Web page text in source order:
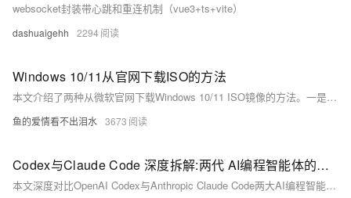
websocket封装带心跳和重连机制（vue3+ts+vite）
dashuaigehh 2294
Windows 10/11从官网下载ISO的方法
本文介绍了两种从微软官网下载Windows 10/11 ISO镜像的方法。一是通过修改浏览器User Agent为Linux系统，使官网提供ISO下载链接；二是使用UUPDUMP工具，从官网下载并转换为ISO格式，支持最新开发版，操作简便。
鱼的爱情看不出泪水 3673
Codex与Claude Code 深度拆解:两代 AI编程智能体的技术本质与Java实战指南
本文深度对比OpenAI Codex与Anthropic Claude Code两大AI编程智能体：Codex走云端沙箱、异步委托路线，擅批量任务与开箱即用；Claude Code主打本地终端、实时结对，强在复杂重构与隐私可控。结合Java实战，剖析架构差异、能力边界与成本，并给出搭配选型与避坑指南。